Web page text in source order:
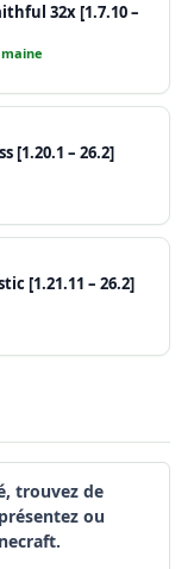
32x [1.7.10 –
[1.20.1 – 26.2]
[1.21.11 – 26.2]
trouvez de
ou